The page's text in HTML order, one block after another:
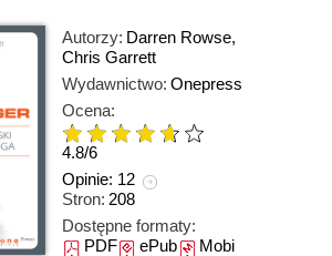
Autorzy: Darren Rowse,
Chris Garrett
Wydawnictwo: Onepress
Ocena:
4.8/6
Opinie: 12
Stron: 208
Dostępne formaty:
PDFePubMobi